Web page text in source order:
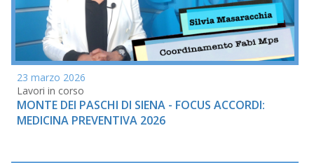
23 marzo 2026
Lavori in corso
MONTE DEI PASCHI DI SIENA - FOCUS ACCORDI:
MEDICINA PREVENTIVA 2026